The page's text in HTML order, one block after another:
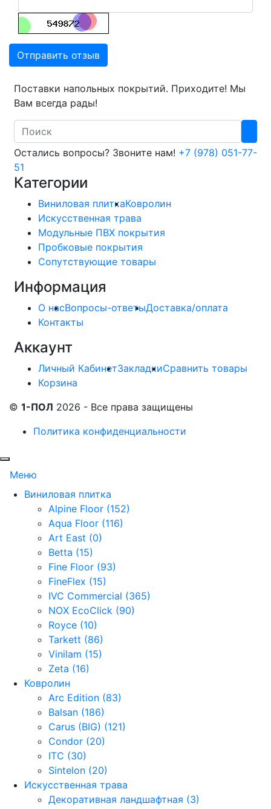
Отправить отзыв
Поставки напольных покрытий. Приходите! Мы
Вам всегда рады!
Search
Остались вопросы? Звоните нам! +7 (978) 051-77-
51
Категории
Виниловая плиткаКовролин
Искусственная трава
Модульные ПВХ покрытия
Пробковые покрытия
Сопутствующие товары
Информация
О насВопросы-ответыДоставка/оплата
Контакты
Аккаунт
Личный КабинетЗакладкиСравнить товары
Корзина
© 1-ПОЛ 2026 - Все права защищены
Политика конфиденциальности
Меню
Виниловая плитка
Alpine Floor (152)
Aqua Floor (116)
Art East (0)
Betta (15)
Fine Floor (93)
FineFlex (15)
IVC Commercial (365)
NOX EcoClick (90)
Royce (10)
Tarkett (86)
Vinilam (15)
Zeta (16)
Ковролин
Arc Edition (83)
Balsan (186)
Carus (BIG) (121)
Condor (20)
ITC (30)
Sintelon (20)
Искусственная трава
Декоративная ландшафтная (3)